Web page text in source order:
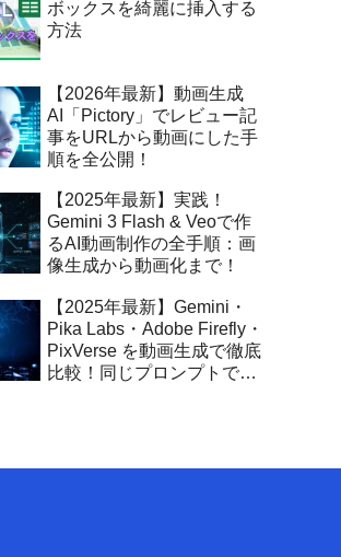
ボックスを綺麗に挿入する
方法
【2026年最新】動画生成
AI「Pictory」でレビュー記
事をURLから動画にした手
順を全公開！
【2025年最新】実践！
Gemini 3 Flash & Veoで作
るAI動画制作の全手順：画
像生成から動画化まで！
【2025年最新】Gemini・
Pika Labs・Adobe Firefly・
PixVerse を動画生成で徹底
比較！同じプロンプトでわ